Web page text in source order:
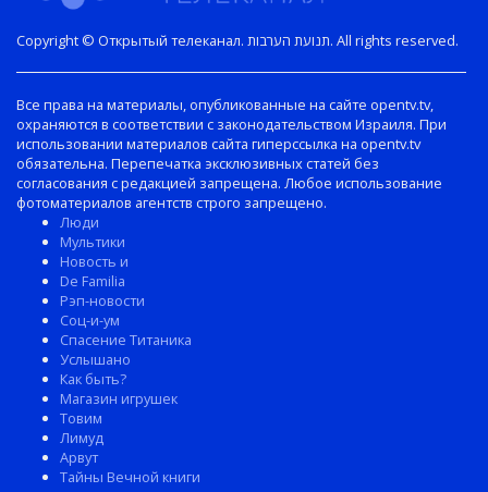
Copyright © Открытый телеканал. תנועת הערבות. All rights reserved.
Все права на материалы, опубликованные на сайте opentv.tv,
охраняются в соответствии с законодательством Израиля. При
использовании материалов сайта гиперссылка на opentv.tv
обязательна. Перепечатка эксклюзивных статей без
согласования с редакцией запрещена. Любое использование
фотоматериалов агентств строго запрещено.
Люди
Мультики
Новость и
De Familia
Рэп-новости
Соц-и-ум
Спасение Титаника
Услышано
Как быть?
Магазин игрушек
Товим
Лимуд
Арвут
Тайны Вечной книги